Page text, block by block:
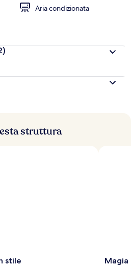
u
i
i
a
Aria condizionata
struttura
stile Magia